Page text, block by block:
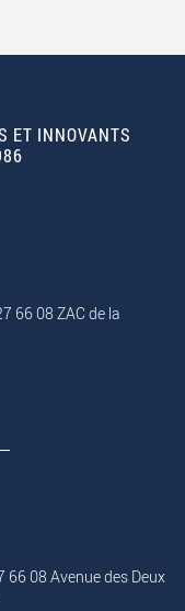
ET INNOVANTS
66 08 ZAC de la
66 08 Avenue des Deux